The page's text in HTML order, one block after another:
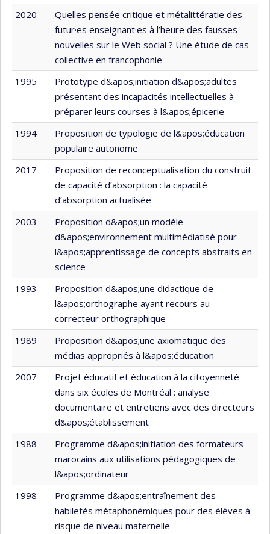
2020
Quelles pensée critique et métalittératie des
futur·es enseignant·es à l’heure des fausses
nouvelles sur le Web social ? Une étude de cas
collective en francophonie
1995
Prototype d&apos;initiation d&apos;adultes
présentant des incapacités intellectuelles à
préparer leurs courses à l&apos;épicerie
1994
Proposition de typologie de l&apos;éducation
populaire autonome
2017
Proposition de reconceptualisation du construit
de capacité d’absorption : la capacité
d’absorption actualisée
2003
Proposition d&apos;un modèle
d&apos;environnement multimédiatisé pour
l&apos;apprentissage de concepts abstraits en
science
1993
Proposition d&apos;une didactique de
l&apos;orthographe ayant recours au
correcteur orthographique
1989
Proposition d&apos;une axiomatique des
médias appropriés à l&apos;éducation
2007
Projet éducatif et éducation à la citoyenneté
dans six écoles de Montréal : analyse
documentaire et entretiens avec des directeurs
d&apos;établissement
1988
Programme d&apos;initiation des formateurs
marocains aux utilisations pédagogiques de
l&apos;ordinateur
1998
Programme d&apos;entraînement des
habiletés métaphonémiques pour des élèves à
risque de niveau maternelle